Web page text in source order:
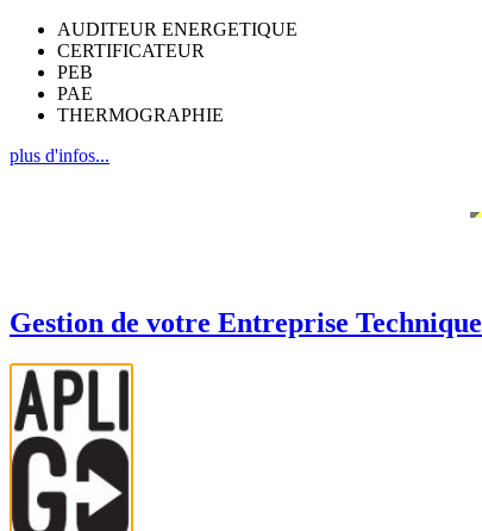
AUDITEUR ENERGETIQUE
CERTIFICATEUR
PEB
PAE
THERMOGRAPHIE
plus d'infos...
Gestion de votre Entreprise Technique